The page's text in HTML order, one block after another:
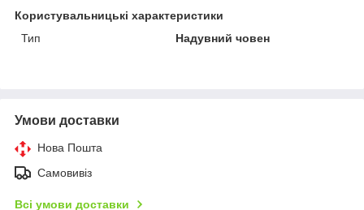
Користувальницькі характеристики
Тип
Надувний човен
Умови доставки
Нова Пошта
Самовивіз
Всі умови доставки